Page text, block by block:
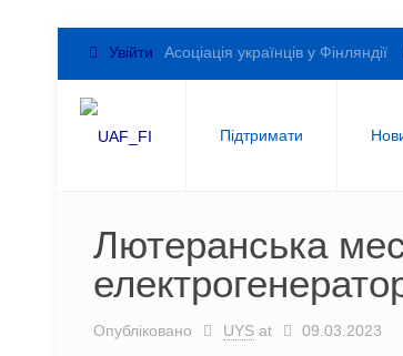
Увійти Асоціація українців у Фінляндії
Підтримати
Лютеранська
Опубліковано UYS at 09.03.2023